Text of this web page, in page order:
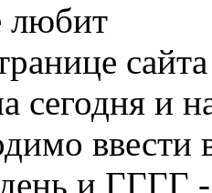
сегодня и
и ГГГГ -